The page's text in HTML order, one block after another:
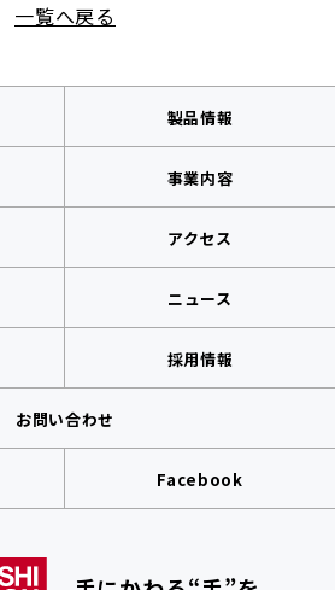
一覧へ戻る
製品情報
事業内容
アクセス
ニュース
採用情報
お問い合わせ
Facebook